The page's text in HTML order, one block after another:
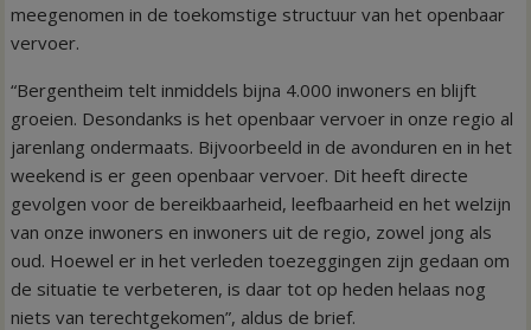
meegenomen in de toekomstige structuur van het openbaar
vervoer.
“Bergentheim telt inmiddels bijna 4.000 inwoners en blijft
groeien. Desondanks is het openbaar vervoer in onze regio al
jarenlang ondermaats. Bijvoorbeeld in de avonduren en in het
weekend is er geen openbaar vervoer. Dit heeft directe
gevolgen voor de bereikbaarheid, leefbaarheid en het welzijn
van onze inwoners en inwoners uit de regio, zowel jong als
oud. Hoewel er in het verleden toezeggingen zijn gedaan om
de situatie te verbeteren, is daar tot op heden helaas nog
niets van terechtgekomen”, aldus de brief.